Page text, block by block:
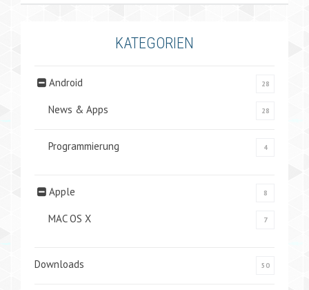
KATEGORIEN
Android 28
News & Apps 28
Programmierung 4
Apple 8
MAC OS X 7
Downloads 50